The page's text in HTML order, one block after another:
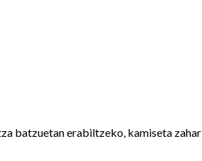
batzuetan erabiltzeko, kamiseta zahar